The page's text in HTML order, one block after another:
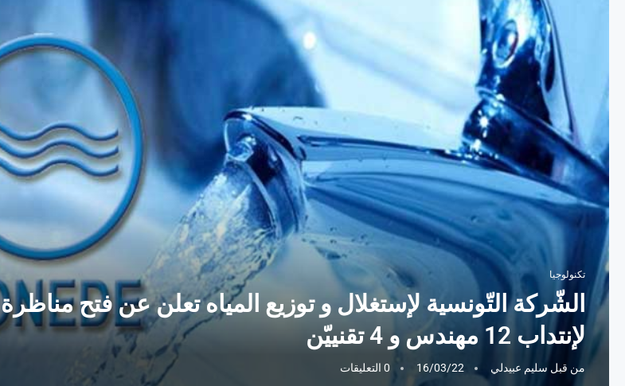
تكنولوجيا
الشّركة التّونسية لإستغلال و توزيع المياه تعلن عن فتح مناظرة
لإنتداب 12 مهندس و 4 تقنييّن
من قبل سليم عبيدلي 16/03/22 0 التعليقات